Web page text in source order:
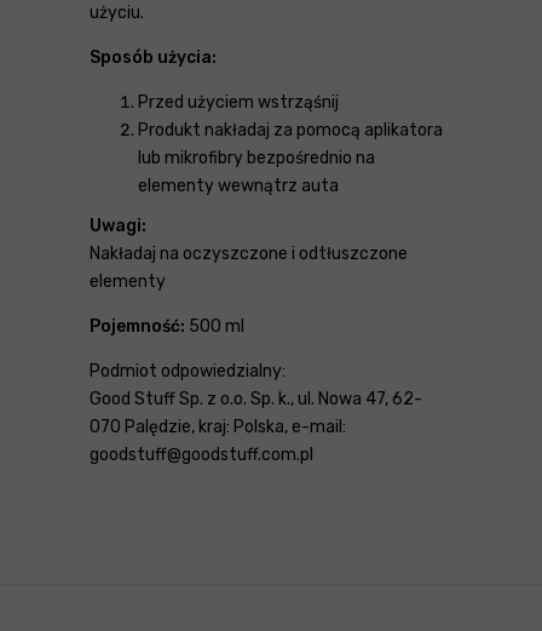
użyciu.
Sposób użycia:
Przed użyciem wstrząśnij
Produkt nakładaj za pomocą aplikatora
lub mikrofibry bezpośrednio na
elementy wewnątrz auta
Uwagi:
Nakładaj na oczyszczone i odtłuszczone
elementy
Pojemność: 500 ml
Podmiot odpowiedzialny:
Good Stuff Sp. z o.o. Sp. k., ul. Nowa 47, 62-
070 Palędzie, kraj: Polska, e-mail:
goodstuff@goodstuff.com.pl